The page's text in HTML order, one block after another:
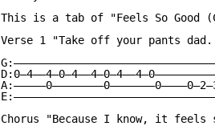
This is a tab of "Feels So Good
Verse 1 "Take off your pants
Chorus "Because I know, it